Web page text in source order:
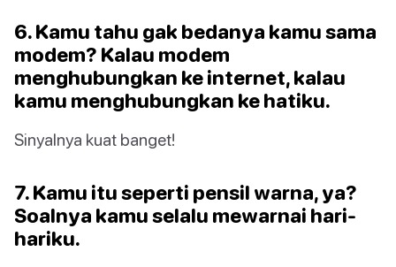
6. Kamu tahu gak bedanya kamu sama
modem? Kalau modem
menghubungkan ke internet, kalau
kamu menghubungkan ke hatiku.
Sinyalnya kuat banget!
7. Kamu itu seperti pensil warna, ya?
Soalnya kamu selalu mewarnai hari-
hariku.